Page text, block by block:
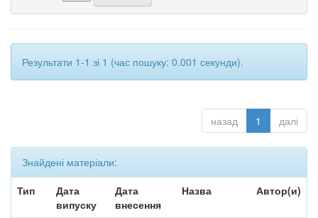
Результати 1-1 зі 1 (час пошуку: 0.001 секунди).
назад 1 далі
Знайдені матеріали:
Тип
Дата
випуску
Дата
внесення
Назва Автор(и)